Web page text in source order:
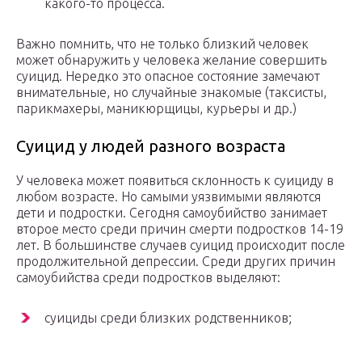
какого-то процесса.
Важно помнить, что не только близкий человек
может обнаружить у человека желание совершить
суицид. Нередко это опасное состояние замечают
внимательные, но случайные знакомые (таксисты,
парикмахеры, маникюрщицы, курьеры и др.)
Суицид у людей разного возраста
У человека может появиться склонность к суициду в
любом возрасте. Но самыми уязвимыми являются
дети и подростки. Сегодня самоубийство занимает
второе место среди причин смерти подростков 14-19
лет. В большинстве случаев суицид происходит после
продолжительной депрессии. Среди других причин
самоубийства среди подростков выделяют:
суициды среди близких родственников;